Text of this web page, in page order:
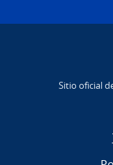
Sitio oficial